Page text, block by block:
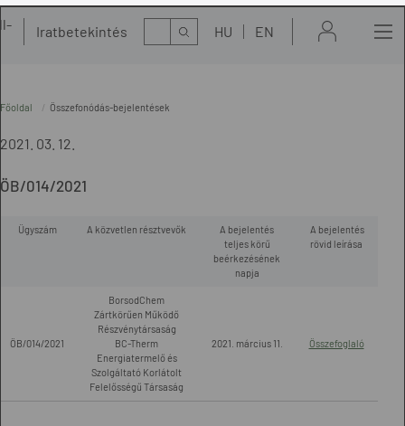
Iratbetekintés Kereső HU EN
Főoldal Összefonódás-bejelentések
2021. 03. 12.
ÖB/014/2021
Ügyszám A közvetlen résztvevők
A bejelentés
teljes körű
beérkezésének
napja
A bejelentés
rövid leírása
ÖB/014/2021
BorsodChem
Zártkörűen Működő
Részvénytársaság
BC-Therm
Energiatermelő és
Szolgáltató Korlátolt
Felelősségű Társaság
2021. március 11. Összefoglaló